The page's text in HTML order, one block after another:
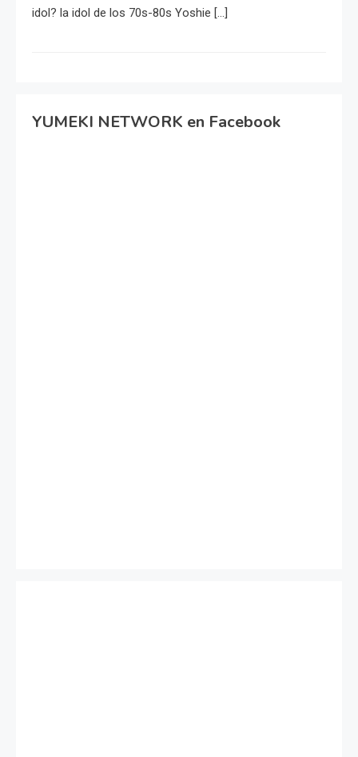
idol? la idol de los 70s-80s Yoshie […]
YUMEKI NETWORK en Facebook